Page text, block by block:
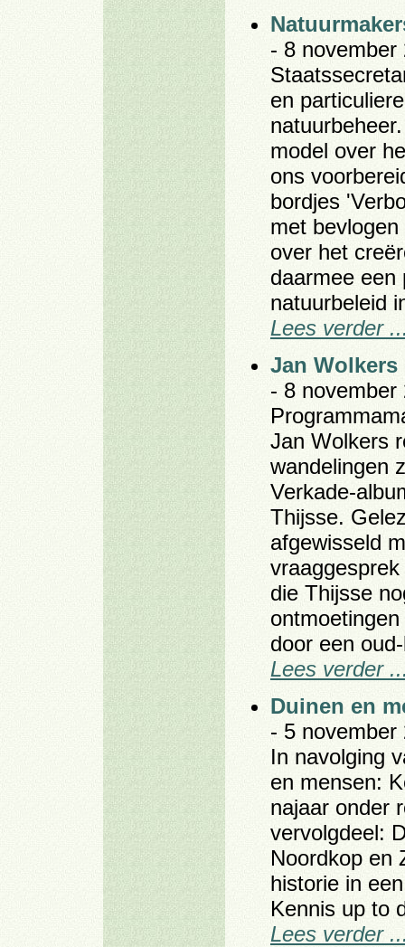
- 8 november
en
model over
ons
bordjes
met
over het
daarmee een
natuurbeleid
Lees verder
Jan Wolkers
- 8 november
Jan Wolkers
wandelingen
Verkade-
Thijsse.
afgewisseld
die Thijsse
door een
Lees verder
Duinen en
- 5 november
In navolging
en mensen:
najaar onder
vervolgdeel:
Noordkop en
historie in
Kennis up to
Lees verder